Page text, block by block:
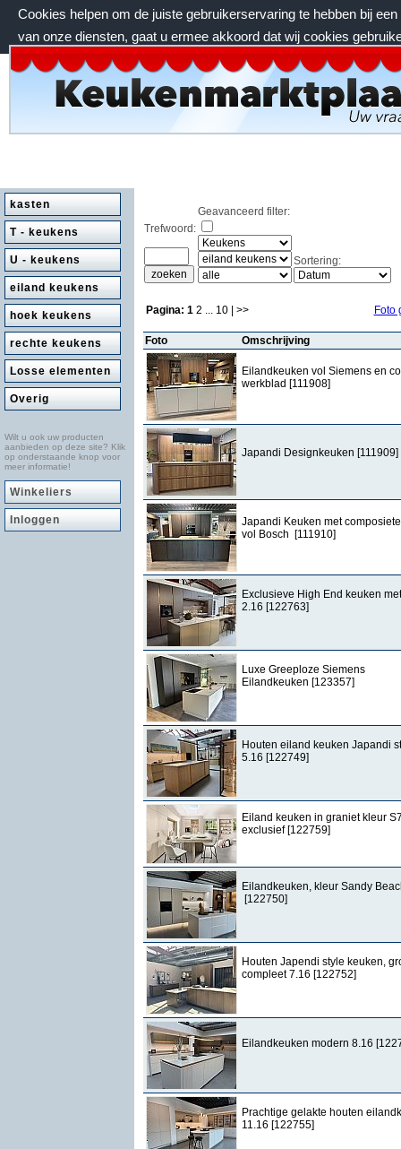
Cookies helpen om de juiste gebruikerservaring te hebben bij
van onze diensten, gaat u ermee akkoord dat wij cookies
donderdag 6 augustus 2026, 19:43 uur
kasten
T - keukens
U - keukens
eiland keukens
hoek keukens
rechte keukens
Losse elementen
Overig
Wilt u ook uw producten
aanbieden op deze site? Klik
op onderstaande knop voor
meer informatie!
Winkeliers
Inloggen
Trefwoord:
Geavanceerd filter:
Sortering:
Pagina: 1 2 ... 10 | >> Foto
Foto Omschrijving
Eilandkeuken vol Siemens en
werkblad [111908]
Japandi Designkeuken [111909]
Japandi Keuken met
vol Bosch [111910]
Exclusieve High End keuken
2.16 [122763]
Luxe Greeploze Siemens
Eilandkeuken [123357]
Houten eiland keuken Japandi
5.16 [122749]
Eiland keuken in graniet kleur
exclusief [122759]
Eilandkeuken, kleur Sandy
[122750]
Houten Japendi style keuken,
compleet 7.16 [122752]
Eilandkeuken modern 8.16
Prachtige gelakte houten
11.16 [122755]